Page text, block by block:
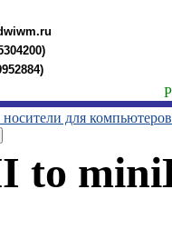
для компьютеров
to